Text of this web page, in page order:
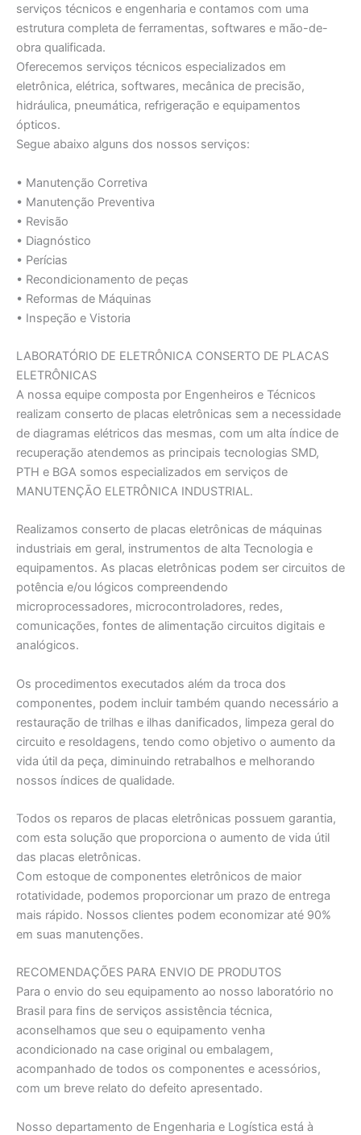
serviços técnicos e engenharia e contamos com uma
estrutura completa de ferramentas, softwares e mão-de-
obra qualificada.
Oferecemos serviços técnicos especializados em
eletrônica, elétrica, softwares, mecânica de precisão,
hidráulica, pneumática, refrigeração e equipamentos
ópticos.
Segue abaixo alguns dos nossos serviços:
• Manutenção Corretiva
• Manutenção Preventiva
• Revisão
• Diagnóstico
• Perícias
• Recondicionamento de peças
• Reformas de Máquinas
• Inspeção e Vistoria
LABORATÓRIO DE ELETRÔNICA CONSERTO DE PLACAS
ELETRÔNICAS
A nossa equipe composta por Engenheiros e Técnicos
realizam conserto de placas eletrônicas sem a necessidade
de diagramas elétricos das mesmas, com um alta índice de
recuperação atendemos as principais tecnologias SMD,
PTH e BGA somos especializados em serviços de
MANUTENÇĀO ELETRÔNICA INDUSTRIAL.
Realizamos conserto de placas eletrônicas de máquinas
industriais em geral, instrumentos de alta Tecnologia e
equipamentos. As placas eletrônicas podem ser circuitos de
potência e/ou lógicos compreendendo
microprocessadores, microcontroladores, redes,
comunicações, fontes de alimentação circuitos digitais e
analógicos.
Os procedimentos executados além da troca dos
componentes, podem incluir também quando necessário a
restauração de trilhas e ilhas danificados, limpeza geral do
circuito e resoldagens, tendo como objetivo o aumento da
vida útil da peça, diminuindo retrabalhos e melhorando
nossos índices de qualidade.
Todos os reparos de placas eletrônicas possuem garantia,
com esta solução que proporciona o aumento de vida útil
das placas eletrônicas.
Com estoque de componentes eletrônicos de maior
rotatividade, podemos proporcionar um prazo de entrega
mais rápido. Nossos clientes podem economizar até 90%
em suas manutenções.
RECOMENDAÇÕES PARA ENVIO DE PRODUTOS
Para o envio do seu equipamento ao nosso laboratório no
Brasil para fins de serviços assistência técnica,
aconselhamos que seu o equipamento venha
acondicionado na case original ou embalagem,
acompanhado de todos os componentes e acessórios,
com um breve relato do defeito apresentado.
Nosso departamento de Engenharia e Logística está à